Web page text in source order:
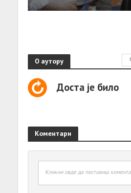
О аутору
Доста је било
Коментари
Кликни овде да поставиш